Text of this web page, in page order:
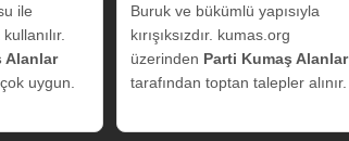
ile
Alanlar
uygun.
Buruk ve bükümlü yapısıyla
kırışıksızdır. kumas.org
üzerinden Parti Kumaş Alanlar
tarafından toptan talepler alınır.